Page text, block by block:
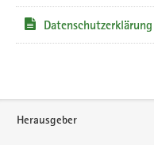
Datenschutzerklärung
Herausgeber